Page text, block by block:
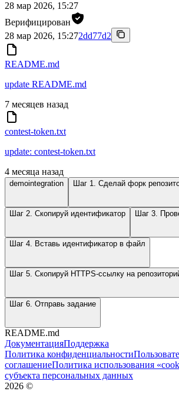
28 мар 2026, 15:27
Верифицирован
28 мар 2026, 15:272dd77d2
README.md
update README.md
7 месяцев назад
contest-token.txt
update: contest-token.txt
4 месяца назад
demointegration Шаг 1. Сделай форк
Шаг 2. Скопируй идентификатор Шаг 3.
Шаг 4. Вставь идентификатор в файл
Шаг 5. Скопируй HTTPS-ссылку на
Шаг 6. Отправь задание
README.md
ДокументацияПоддержка
Политика конфиденциальности
соглашениеПолитика использования
субъекта персональных данных
2026 ©